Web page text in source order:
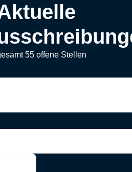
55 offene Stellen